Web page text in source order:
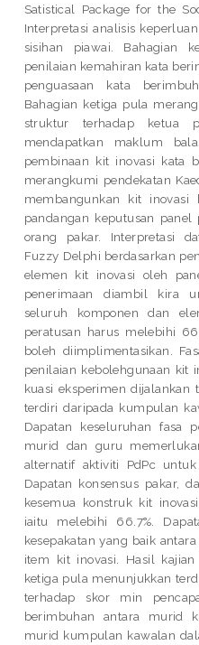
Satistical Package for the
Interpretasi analisis
sisihan piawai. Bahagian
penilaian kemahiran kata
penguasaan kata
Bahagian ketiga pula
struktur terhadap ketua
mendapatkan maklum
pembinaan kit inovasi kata
merangkumi pendekatan
membangunkan kit inovasi
pandangan keputusan
orang pakar. Interpretasi
Fuzzy Delphi berdasarkan
elemen kit inovasi oleh
penerimaan diambil kira
seluruh komponen dan
peratusan harus melebihi
boleh diimplimentasikan.
penilaian kebolehgunaan kit
kuasi eksperimen
terdiri daripada kumpulan
Dapatan keseluruhan fasa
murid dan guru
alternatif aktiviti PdPc
Dapatan konsensus pakar,
kesemua konstruk kit
iaitu melebihi 66.7%.
kesepakatan yang baik
item kit inovasi. Hasil
ketiga pula menunjukkan
terhadap skor min
berimbuhan antara murid
murid kumpulan kawalan